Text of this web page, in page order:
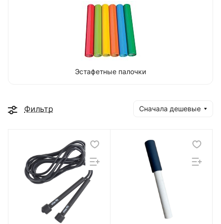
Эстафетные палочки
Фильтр Сначала дешевые